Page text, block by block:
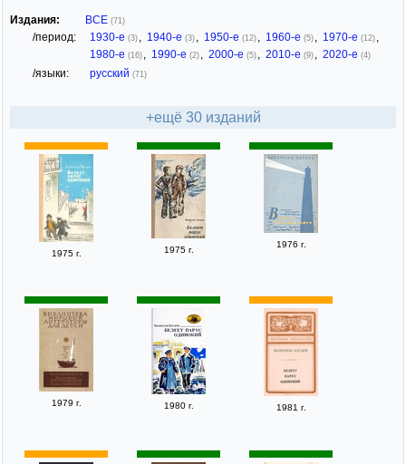
Издания: ВСЕ (71)
/период: 1930-е (3) , 1940-е (3) , 1950-е (12) , 1960-е (5) , 1970-е (12) ,
1980-е (16) , 1990-е (2) , 2000-е (5) , 2010-е (9) , 2020-е (4)
/языки: русский (71)
+ещё 30 изданий
1975 г. 1975 г.
1976 г.
1979 г. 1980 г. 1981 г.